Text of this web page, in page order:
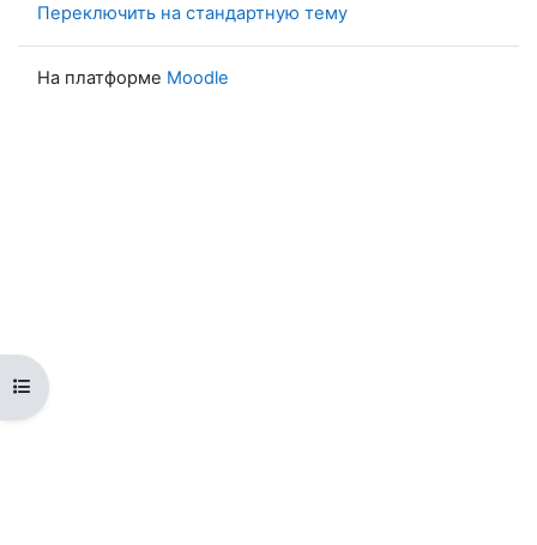
Открыть оглавление курса
Переключить на стандартную тему
На платформе Moodle